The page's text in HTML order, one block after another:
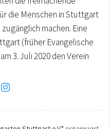
die Menschen in Stuttgart
machen. Eine
(früher Evangelische
3. Juli 2020 den Verein